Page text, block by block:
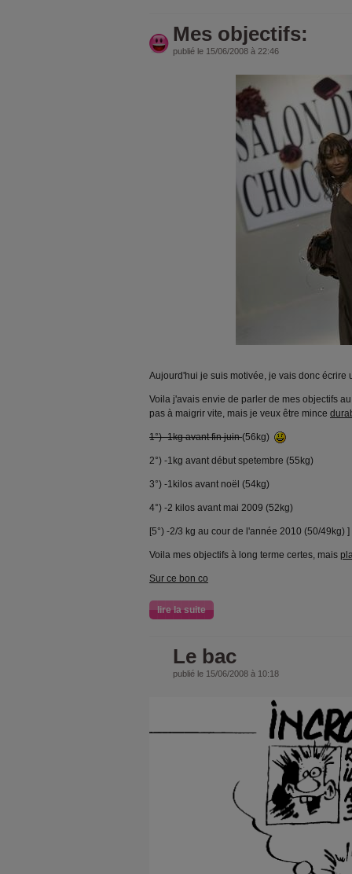
Mes objectifs:
publié le 15/06/2008 à 22:46
Aujourd'hui je suis motivée, je vais donc écrire
Voila j'avais envie de parler de mes objectifs
pas à maigrir vite, mais je veux être mince
1°) -1kg avant fin juin(56kg)
2°) -1kg avant début spetembre (55kg)
3°) -1kilos avant noël (54kg)
4°) -2 kilos avant mai 2009 (52kg)
[5°) -2/3 kg au cour de l'année 2010 (50/49kg) ]
Voila mes objectifs à long terme certes, mais
Sur ce bon co
lire la suite
Le bac
publié le 15/06/2008 à 10:18